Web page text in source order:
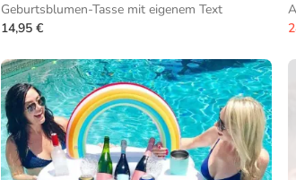
Geburtsblumen-Tasse mit eigenem Text
14,95 €